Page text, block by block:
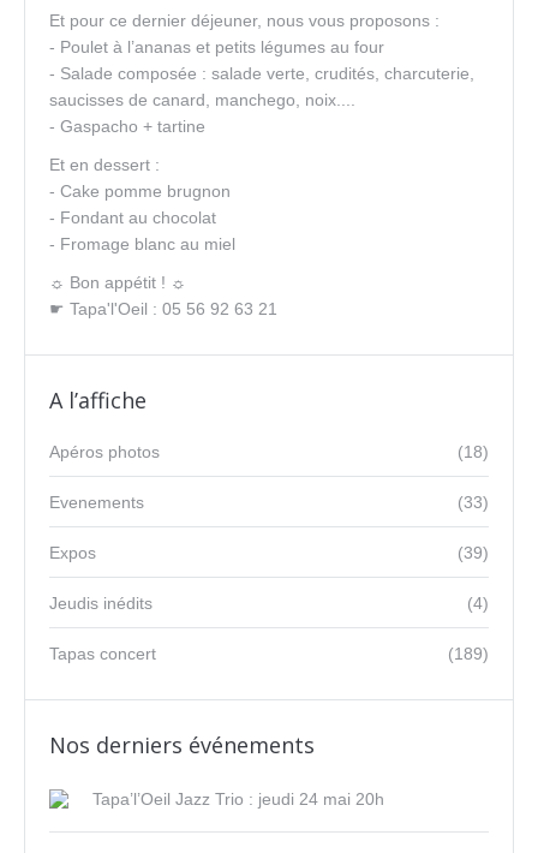
Et pour ce dernier déjeuner, nous vous proposons :
- Poulet à l’ananas et petits légumes au four
- Salade composée : salade verte, crudités, charcuterie,
saucisses de canard, manchego, noix....
- Gaspacho + tartine
Et en dessert :
- Cake pomme brugnon
- Fondant au chocolat
- Fromage blanc au miel
☼ Bon appétit ! ☼
☛ Tapa'l'Oeil : 05 56 92 63 21
A l’affiche
(18)
Apéros photos
(33)
Evenements
(39)
Expos
(4)
Jeudis inédits
(189)
Tapas concert
Nos derniers événements
Tapa’l’Oeil Jazz Trio : jeudi 24 mai 20h